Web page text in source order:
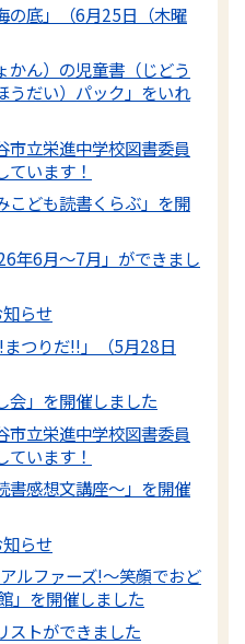
の底」（6月25日（木曜
かん）の児童書（じどう
うだい）パック」をいれ
市立栄進中学校図書委員
ています！
こども読書くらぶ」を開
年6月～7月」ができまし
らせ
まつりだ!!」（5月28日
会」を開催しました
市立栄進中学校図書委員
ています！
書感想文講座～」を開催
らせ
ルファーズ!～笑顔でおど
」を開催しました
ストができました